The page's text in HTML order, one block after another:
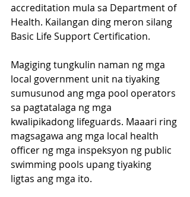
accreditation mula sa Department of
Health. Kailangan ding meron silang
Basic Life Support Certification.
Magiging tungkulin naman ng mga
local government unit na tiyaking
sumusunod ang mga pool operators
sa pagtatalaga ng mga
kwalipikadong lifeguards. Maaari ring
magsagawa ang mga local health
officer ng mga inspeksyon ng public
swimming pools upang tiyaking
ligtas ang mga ito.